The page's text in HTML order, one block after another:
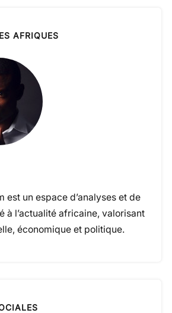
AFRIQUES
est un espace d’analyses et de
à l’actualité africaine, valorisant
économique et politique.